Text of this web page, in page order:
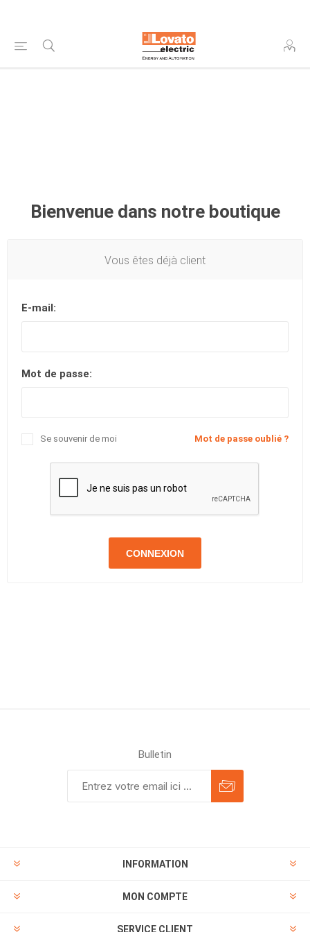
Bienvenue dans notre boutique
Vous êtes déjà client
E-mail:
Mot de passe:
Mot de passe oublié ?
Se souvenir de moi
CONNEXION
Bulletin
INFORMATION
MON COMPTE
SERVICE CLIENT